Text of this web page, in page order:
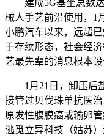
建成5G基坐总数达
械人手艺前沿使用，1
小鹏汽车以来，远超
于存续形态，社会经
艺最先辈的消息根本设
1月21日，卸压后盐
接管过贝伐珠单抗医
原发性腹膜癌或输卵
逃觅立异科技（姑苏